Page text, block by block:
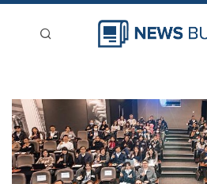
新聞稿分類
登入
刊登